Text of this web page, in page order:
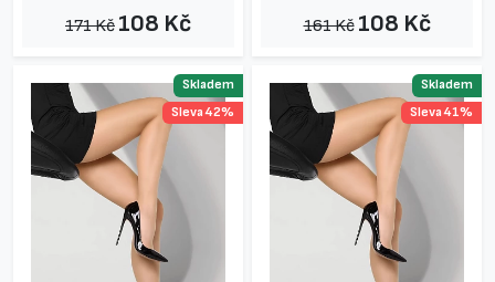
171 Kč 108 Kč 161 Kč 108 Kč
Skladem
Sleva 42%
Skladem
Sleva 41%